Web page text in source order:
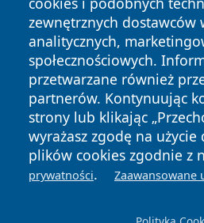
zewnętrznych dostawców
analitycznych,
społecznościowych.
przetwarzane również
partnerów. Kontynuując
strony lub klikając
wyrażasz zgodę na
plików cookies zgodnie z
prywatności. Zaawansowane
Copyright © 2026
zastrzeżone.
News Autorzy
Polityka
Prywatności